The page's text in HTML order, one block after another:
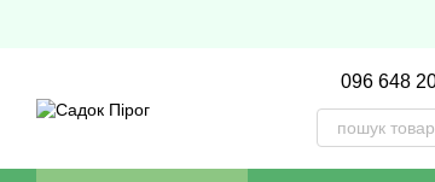
096 648